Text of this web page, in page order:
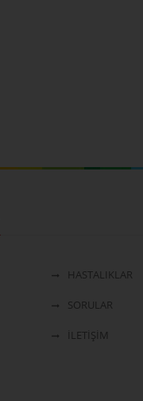
HASTALIKLAR
SORULAR
İLETİŞİM